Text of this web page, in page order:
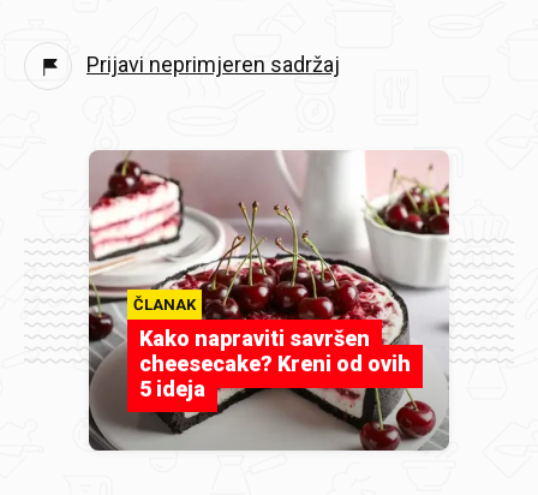
Prijavi neprimjeren sadržaj
ČLANAK
Kako napraviti savršen
cheesecake? Kreni od ovih
5 ideja